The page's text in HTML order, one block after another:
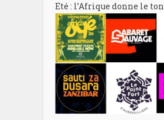
Eté : l’Afrique donne le ton